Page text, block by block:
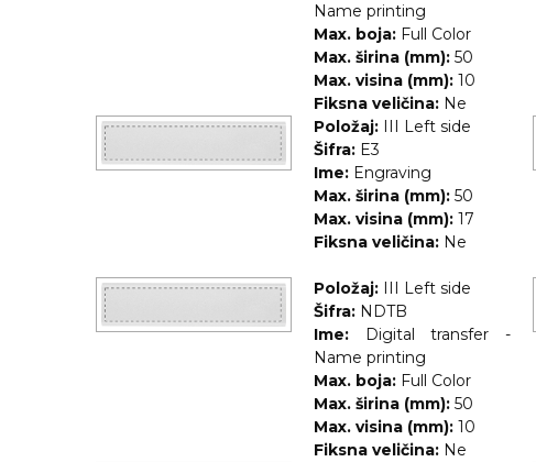
Name printing
Max. boja: Full Color
Max. širina (mm): 50
Max. visina (mm): 10
Fiksna veličina: Ne
Položaj:
III Left side
Šifra: E3
Ime: Engraving
Max. širina (mm): 50
Max. visina (mm): 17
Fiksna veličina: Ne
Položaj:
III Left side
Šifra: NDTB
Ime:
Digital transfer -
Name printing
Max. boja: Full Color
Max. širina (mm): 50
Max. visina (mm): 10
Fiksna veličina: Ne